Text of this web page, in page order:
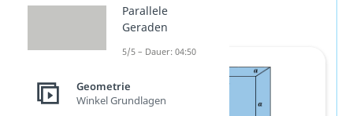
a2.
Parallele
Geraden
5/5 – Dauer: 04:50
Geometrie
Winkel Grundlagen